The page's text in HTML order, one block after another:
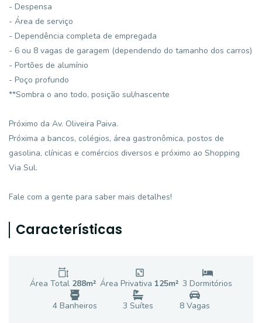
- Despensa
- Área de serviço
- Dependência completa de empregada
- 6 ou 8 vagas de garagem (dependendo do tamanho dos carros)
- Portões de alumínio
- Poço profundo
**Sombra o ano todo, posição sul/nascente
Próximo da Av. Oliveira Paiva.
Próxima a bancos, colégios, área gastronômica, postos de
gasolina, clínicas e comércios diversos e próximo ao Shopping
Via Sul.
Fale com a gente para saber mais detalhes!
Características
Área Total 288m² Área Privativa 125m² 3 Dormitórios
4Banheiros 3 Suítes 8Vagas